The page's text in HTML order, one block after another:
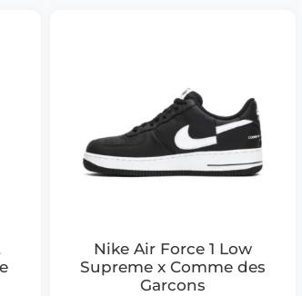
Nike Air Force 1 Low
Supreme x Comme des
Garcons